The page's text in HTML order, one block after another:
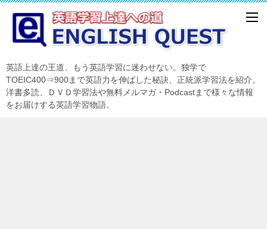
英語上達の王道、もう英語学習に迷わせない。独学で
TOEIC400⇒900まで英語力を伸ばした秘訣、正統派学習法を紹介。
洋書多読、ＤＶＤ学習法や無料メルマガ・Podcastまで様々な情報
をお届けする英語学習物語。